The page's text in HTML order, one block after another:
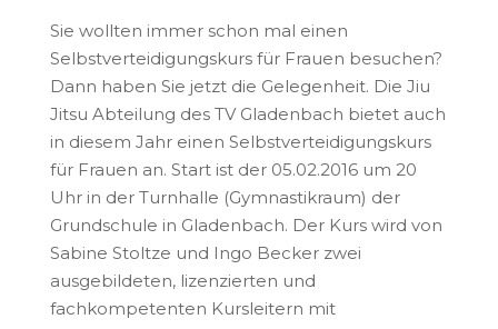
Sie wollten immer schon mal einen
Selbstverteidigungskurs für Frauen besuchen?
Dann haben Sie jetzt die Gelegenheit. Die Jiu
Jitsu Abteilung des TV Gladenbach bietet auch
in diesem Jahr einen Selbstverteidigungskurs
für Frauen an. Start ist der 05.02.2016 um 20
Uhr in der Turnhalle (Gymnastikraum) der
Grundschule in Gladenbach. Der Kurs wird von
Sabine Stoltze und Ingo Becker zwei
ausgebildeten, lizenzierten und
fachkompetenten Kursleitern mit